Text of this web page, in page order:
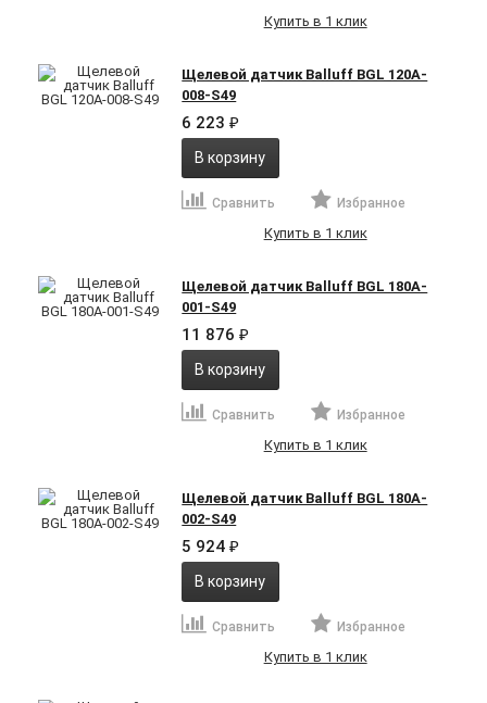
Купить в 1 клик
Щелевой датчик Balluff BGL 120A-
008-S49
6 223₽
В корзину
Сравнить Избранное
Купить в 1 клик
Щелевой датчик Balluff BGL 180A-
001-S49
11 876₽
В корзину
Сравнить Избранное
Купить в 1 клик
Щелевой датчик Balluff BGL 180A-
002-S49
5 924₽
В корзину
Сравнить Избранное
Купить в 1 клик